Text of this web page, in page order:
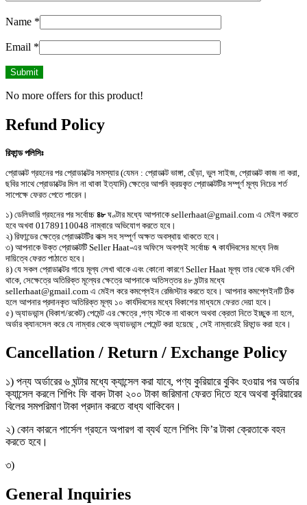
Name *
Email *
No more offers for this product!
Refund Policy
রিফান্ড পলিসিঃ
প্রোডাক্ট গ্রহনের পর প্রোডাক্টের সমস্যার (যেমন : প্রোডাক্ট ভাঙ্গা, ছেঁড়া, ভুল সাইজ, প্রোডাক্ট কাজ না করা,
ছবির সাথে প্রোডাক্টের মিল না থাকা ইত্যাদি) ক্ষেত্রে আপনি ক্রয়কৃত প্রোডাক্টটির সম্পূর্ণ মূল্য নিচের শর্ত
সাপেক্ষে ফেরত পেতে পারেন।
১) ডেলিভারি গ্রহনের পর সর্বোচ্চ ৪৮ঘণ্টার মধ্যে আপনাকে sellerhaat@gmail.com এ মেইল করতে
হবে অখবা 01789110048 নাম্বারে অভিযোগ করতে হবে।
২) রিফান্ডের ক্ষেত্রে প্রোডাক্টটির বাক্স সহ সম্পূর্ণ অক্ষত অবস্থায় থাকতে হবে।
৩) আপনাকে উক্ত প্রোডাক্টটি Seller Haat-এর অফিসে অবশ্যই সর্বোচ্চ ৭ কার্যদিবসের মধ্যে নিজ
দায়িত্বে ফেরত পাঠাতে হবে।
৪) যে সকল প্রোডাক্টের গায়ে মূল্য লেখা থাকে এবং কোনো কারণে Seller Haat মূল্য তার থেকে যদি বেশি
থাকে, সেক্ষেত্রে অতিরিক্ত মূল্যের ক্ষেত্রে আপনাকে অতিসত্তর ৪৮ ঘন্টার মধ্যে
sellerhaat@gmail.com এ মেইল করে কমপ্লেইন রেজিস্টার করতে হবে। আপনার কমপ্লেইনটি ঠিক
হলে আপনার প্রদানকৃত অতিরিক্ত মূল্য ১০ কার্যদিবসের মধ্যে বিকাশের মাধ্যমে ফেরত দেয়া হবে।
৫) অ্যাডভান্স (বিকাশ/রকেট) পেমেন্ট এর ক্ষেত্রে ,পণ্য স্টকে না থাকলে অথবা ক্রেতা নিতে ইচ্ছুক না হলে,
অর্ডার ক্যানসেল করে যে নাম্বার থেকে অ্যাডভান্স পেমেন্ট করা হয়েছে , সেই নাম্বারেই রিফান্ড করা হবে।
Cancellation / Return / Exchange Policy
১) পন্য অর্ডারের ৬ ঘন্টার মধ্যে ক্যান্সেল করা যাবে, পণ্য কুরিয়ারে বুকিং হওয়ার পর অর্ডার
ক্যান্সেল করলে শিপিং ফি বাবদ টাকা ২০০ টাকা জরিমানা ফেরত দিতে হবে অথবা কুরিয়ারের
বিলের সমপরিমাণ টাকা প্রদান করতে বাধ্য থাকিবেন।
২) কোন কারনে পার্সেল গ্রহনে অপারগ বা ব্যর্থ হলে শিপিং ফি’র টাকা ক্রেতাকে বহন
করতে হবে।
৩)
General Inquiries